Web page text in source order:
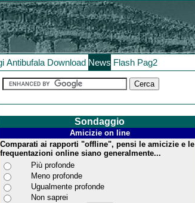
Antibufala Download News Flash Pag2
Sondaggio
Amicizie on line
Comparati ai rapporti "offline", pensi le amicizie e le
frequentazioni online siano generalmente...
Più profonde
Meno profonde
Ugualmente profonde
Non saprei